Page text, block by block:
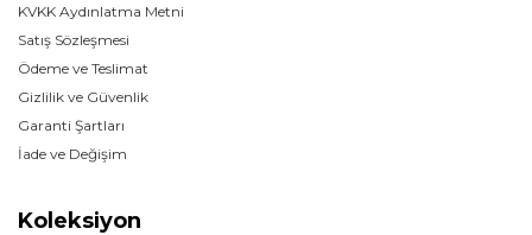
KVKK Aydınlatma Metni
Satış Sözleşmesi
Ödeme ve Teslimat
Gizlilik ve Güvenlik
Garanti Şartları
İade ve Değişim
Koleksiyon